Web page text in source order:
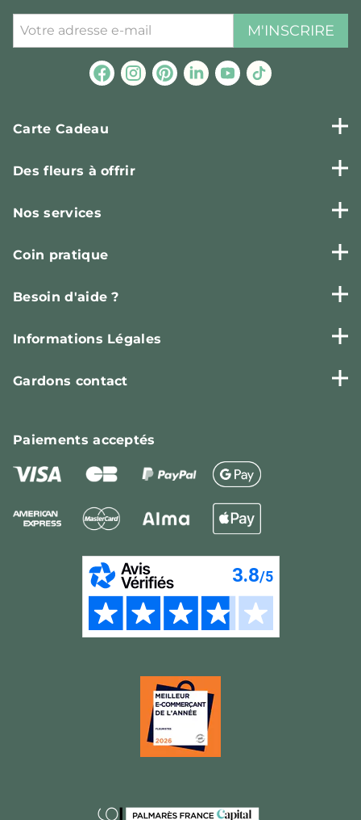
M'INSCRIRE
Carte Cadeau
Des fleurs à offrir
Nos services
Coin pratique
Besoin d'aide ?
Informations Légales
Gardons contact
Paiementsacceptés